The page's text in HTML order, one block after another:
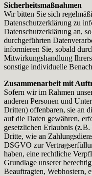
Sicherheitsmaßnahmen
Wir bitten Sie sich
Datenschutzerklärung zu
Datenschutzerklärung an,
durchgeführten
informieren Sie, sobald
Mitwirkungshandlung
sonstige individuelle
Zusammenarbeit mit
Sofern wir im Rahmen
anderen Personen und
Dritten) offenbaren, sie an
auf die Daten gewähren,
gesetzlichen Erlaubnis
Dritte, wie an
DSGVO zur
haben, eine rechtliche
Grundlage unserer
Beauftragten, Webhostern,